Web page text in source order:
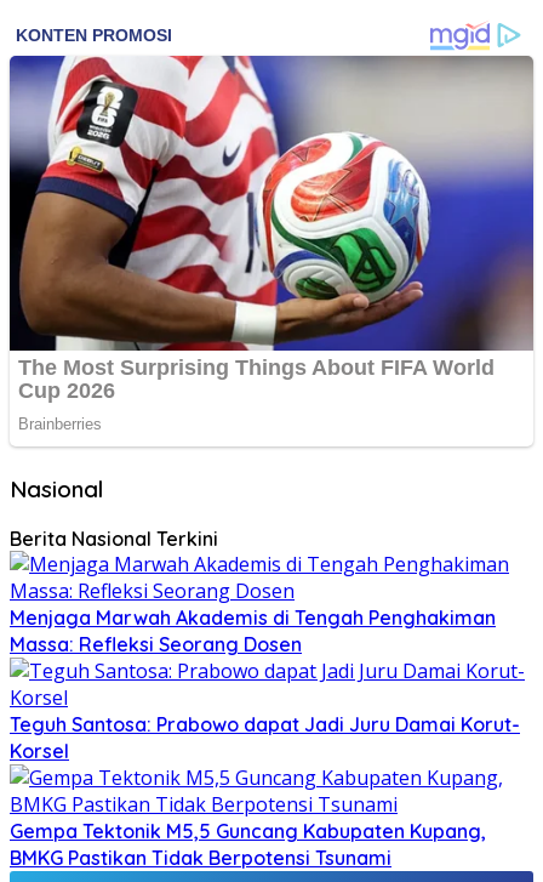
Nasional
Berita Nasional Terkini
Menjaga Marwah Akademis di Tengah Penghakiman
Massa: Refleksi Seorang Dosen
Teguh Santosa: Prabowo dapat Jadi Juru Damai Korut-
Korsel
Gempa Tektonik M5,5 Guncang Kabupaten Kupang,
BMKG Pastikan Tidak Berpotensi Tsunami